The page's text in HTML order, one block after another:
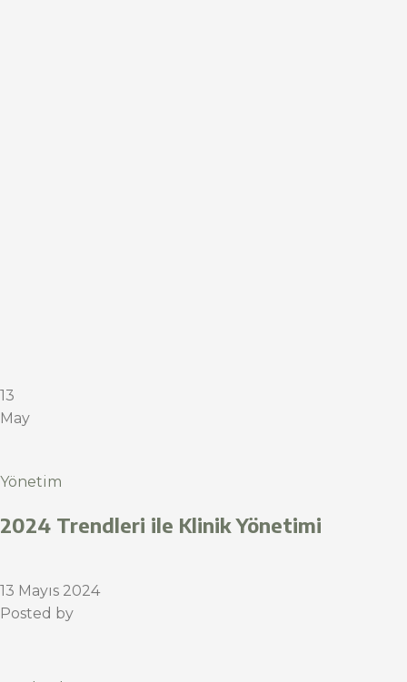
13
May
Yönetim
2024 Trendleri ile Klinik Yönetimi
13 Mayıs 2024
Posted by